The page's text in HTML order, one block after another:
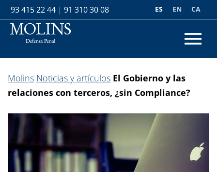
93 415 22 44 | 91 310 30 08 CA
EN
ES
Molins Noticias y artículos El Gobierno y las
relaciones con terceros, ¿sin Compliance?